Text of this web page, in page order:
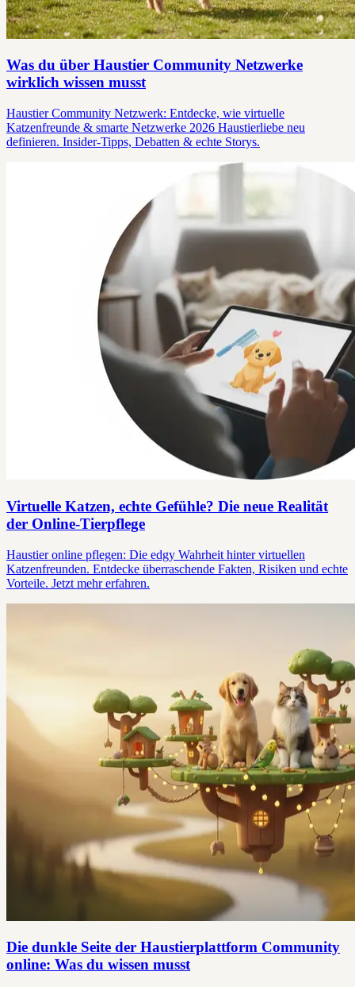
Was du über Haustier Community Netzwerke
wirklich wissen musst
Haustier Community Netzwerk: Entdecke, wie virtuelle
Katzenfreunde & smarte Netzwerke 2026 Haustierliebe neu
definieren. Insider-Tipps, Debatten & echte Storys.
Virtuelle Katzen, echte Gefühle? Die neue Realität
der Online-Tierpflege
Haustier online pflegen: Die edgy Wahrheit hinter virtuellen
Katzenfreunden. Entdecke überraschende Fakten, Risiken und echte
Vorteile. Jetzt mehr erfahren.
Die dunkle Seite der Haustierplattform Community
online: Was du wissen musst